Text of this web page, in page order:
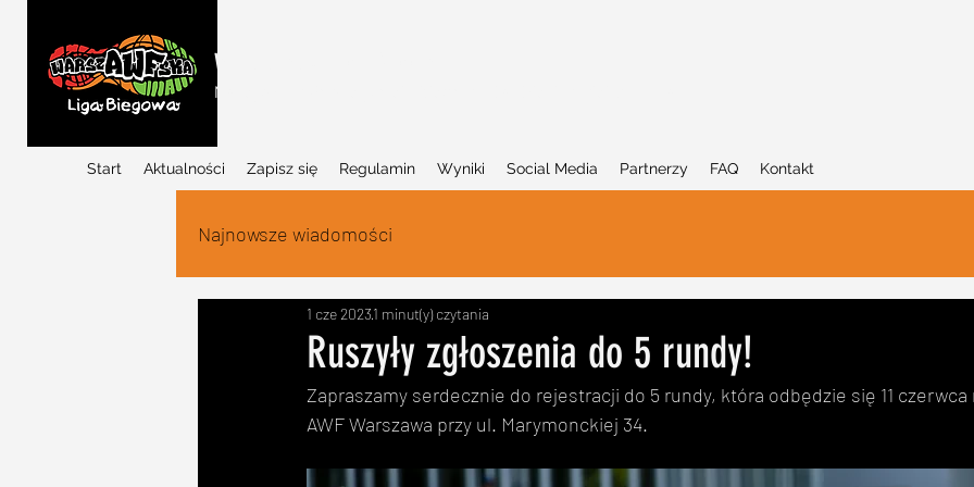
WARSZAWSKA LIGA BIEGOWA
Najlepszy w Polsce projekt biegowy dla dzieci w wieku 7-14 lat
Start Aktualności Zapisz się Regulamin Wyniki Social Media Partnerzy FAQ Kontakt
Najnowsze wiadomości
Ruszyły zgłoszenia do 5 rundy!
1 cze 20231 minut(y) czytania
Zapraszamy serdecznie do rejestracji do 5 rundy, która odbędzie się 11
AWF Warszawa przy ul. Marymonckiej 34.